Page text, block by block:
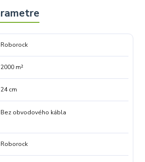
Roborock
2000 m²
24 cm
Bez obvodového kábla
Roborock